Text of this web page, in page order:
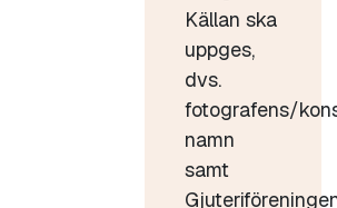
Källan ska
uppges,
dvs.
fotografens/
namn
samt